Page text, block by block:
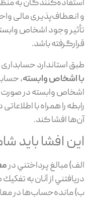
استفاده‌کنندگان به‌
و انعطاف‌پذیری مالی
تأثیر وجود اشخاص
قرارگرفته باشد.
طبق استاندارد حسابداری شماره 12، در
با اشخاص وابسته،
اشخاص وابسته در صورت
رابطه را همراه با
آن‌ها افشا کند.
این افشا باید
الف) مبالغ پرداختني در
دريافتني از آنان به
ب) مانده‌حساب‌ها در